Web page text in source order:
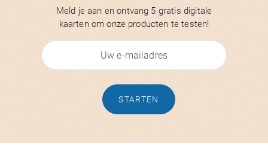
Meld je aan en ontvang 5 gratis digitale
kaarten om onze producten te testen!
STARTEN